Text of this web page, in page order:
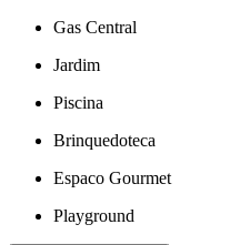
Gas Central
Jardim
Piscina
Brinquedoteca
Espaco Gourmet
Playground